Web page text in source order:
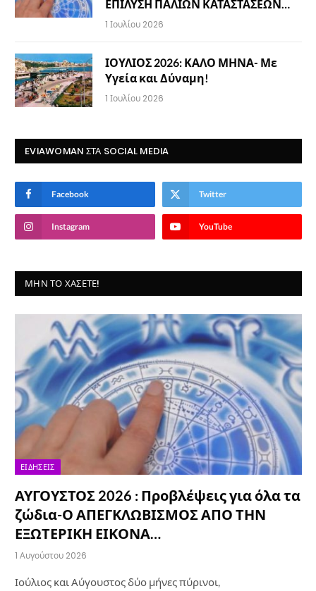
ΕΠΙΛΥΣΗ ΠΑΛΙΩΝ ΚΑΤΑΣΤΑΣΕΩΝ…
1 Ιουλίου 2026
ΙΟΥΛΙΟΣ 2026: ΚΑΛΟ ΜΗΝΑ- Με
Υγεία και Δύναμη!
1 Ιουλίου 2026
EVIAWOMAN ΣΤΑ SOCIAL MEDIA
Facebook Twitter
Instagram YouTube
ΜΗΝ ΤΟ ΧΆΣΕΤΕ!
ΕΙΔΉΣΕΙΣ
ΑΥΓΟΥΣΤΟΣ 2026 : Προβλέψεις για όλα τα
ζώδια-Ο ΑΠΕΓΚΛΩΒΙΣΜΟΣ ΑΠΟ ΤΗΝ
ΕΞΩΤΕΡΙΚΗ ΕΙΚΟΝΑ…
1 Αυγούστου 2026
Ιούλιος και Αύγουστος δύο μήνες πύρινοι,